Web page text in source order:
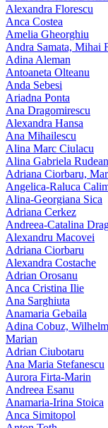
Alexandra Florescu
Anca Costea
Amelia Gheorghiu
Andra Samata, Mihai
Adina Aleman
Antoaneta Olteanu
Anda Sebesi
Ariadna Ponta
Ana Dragomirescu
Alexandra Hansa
Ana Mihailescu
Alina Marc Ciulacu
Alina Gabriela
Adriana Ciorbaru,
Angelica-Raluca
Alina-Georgiana Sica
Adriana Cerkez
Andreea-Catalina
Alexandru Macovei
Adriana Ciorbaru
Alexandra Costache
Adrian Orosanu
Anca Cristina Ilie
Ana Sarghiuta
Anamaria Gebaila
Adina Cobuz,
Marian
Adrian Ciubotaru
Ana Maria Stefanescu
Aurora Firta-Marin
Andreea Esanu
Anamaria-Irina Stoica
Anca Simitopol